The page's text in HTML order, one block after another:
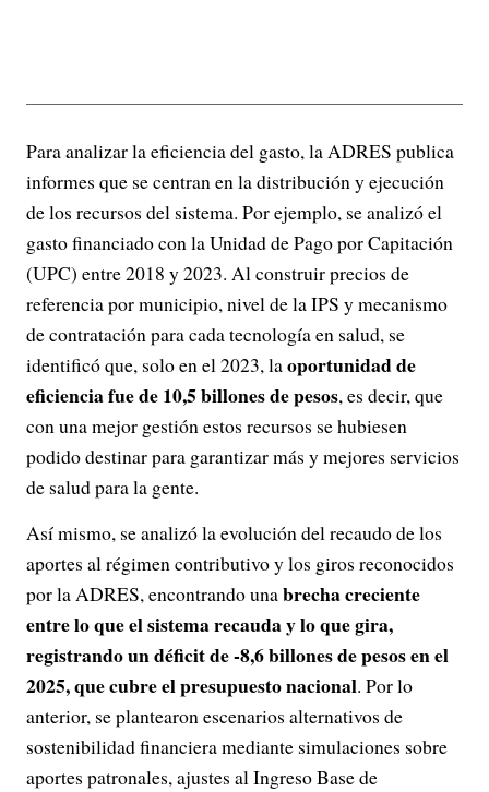
Para analizar la eficiencia del gasto, la ADRES publica
informes que se centran en la distribución y ejecución
de los recursos del sistema. Por ejemplo, se analizó el
gasto financiado con la Unidad de Pago por Capitación
(UPC) entre 2018 y 2023. Al construir precios de
referencia por municipio, nivel de la IPS y mecanismo
de contratación para cada tecnología en salud, se
identificó que, solo en el 2023, laoportunidad de
eficiencia fue de 10,5 billones de pesos, es decir, que
con una mejor gestión estos recursos se hubiesen
podido destinar para garantizar más y mejores servicios
de salud para la gente.
Así mismo, se analizó la evolución del recaudo de los
aportes al régimen contributivo y los giros reconocidos
por la ADRES, encontrando unabrecha creciente
entre lo que el sistema recauda y lo que gira,
registrando un déficit de -8,6 billones de pesos en el
2025, que cubre el presupuesto nacional. Por lo
anterior, se plantearon escenarios alternativos de
sostenibilidad financiera mediante simulaciones sobre
aportes patronales, ajustes al Ingreso Base de